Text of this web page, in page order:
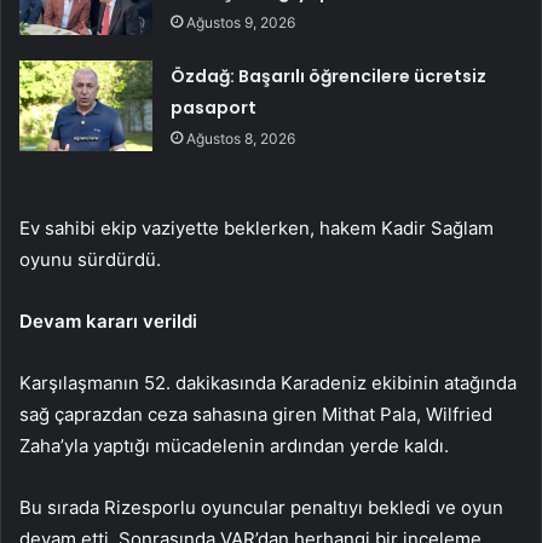
Ağustos 9, 2026
Özdağ: Başarılı öğrencilere ücretsiz
pasaport
Ağustos 8, 2026
Ev sahibi ekip vaziyette beklerken, hakem Kadir Sağlam
oyunu sürdürdü.
Devam kararı verildi
Karşılaşmanın 52. dakikasında Karadeniz ekibinin atağında
sağ çaprazdan ceza sahasına giren Mithat Pala, Wilfried
Zaha’yla yaptığı mücadelenin ardından yerde kaldı.
Bu sırada Rizesporlu oyuncular penaltıyı bekledi ve oyun
devam etti. Sonrasında VAR’dan herhangi bir inceleme